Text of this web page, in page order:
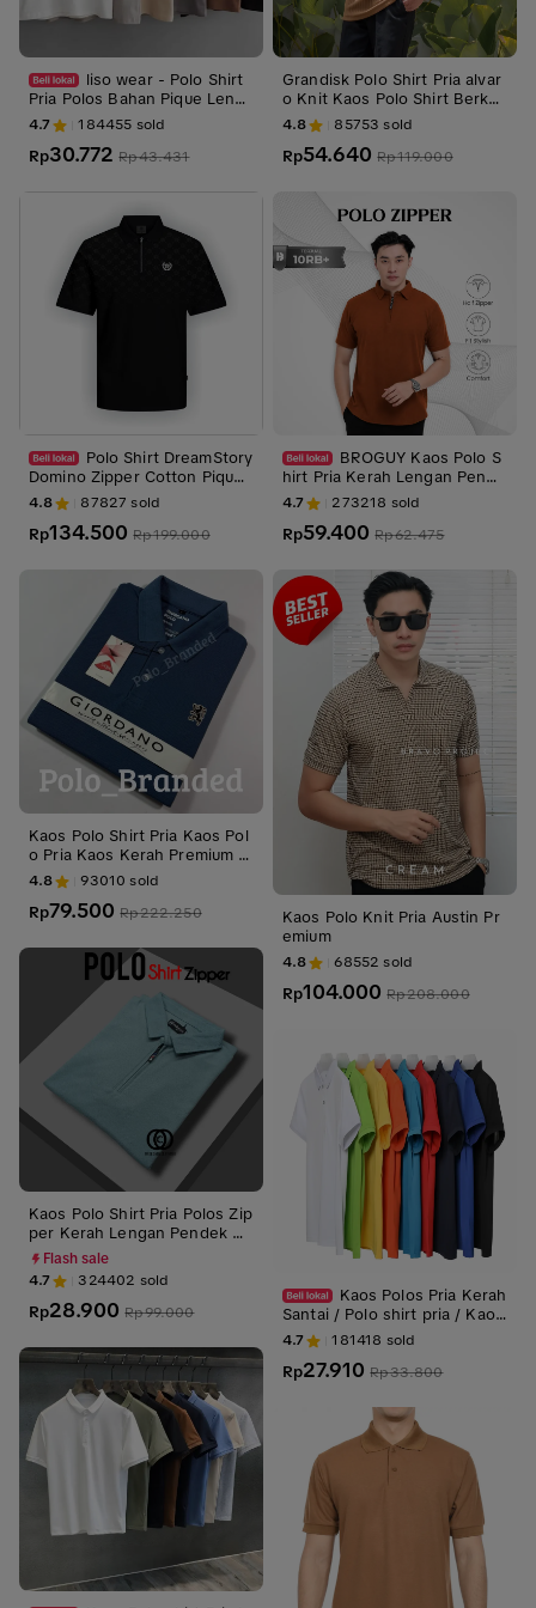
liso wear - Polo Shirt
Pria Polos Bahan Pique Lenga
n Pendek Atasan Baju Seraga
m Kerah, Kaos, Casual
4.7 184455 sold
Rp30.772 Rp43.431
Polo Shirt DreamStory
Domino Zipper Cotton Pique
High Quality
4.8 87827 sold
Rp134.500 Rp199.000
Kaos Polo Shirt Pria Kaos Pol
o Pria Kaos Kerah Premium d
enim Distro Katun Tebal Pend
ek Hitam
4.8 93010 sold
Rp79.500 Rp222.250
Kaos Polo Shirt Pria Polos Zip
per Kerah Lengan Pendek Ba
ju Katun
Flash sale
4.7 324402 sold
Rp28.900 Rp99.000
Grandisk Polo Shirt Pria alvar
o Knit Kaos Polo Shirt Berker
ah Bahan Knit Tampilan Rapi
dan Formal Cocok untuk Kes
empatan Formal dan Kasual
4.8 85753 sold
Rp54.640 Rp119.000
BROGUY Kaos Polo S
hirt Pria Kerah Lengan Pende
k Zipper Original Distro Casua
4.7 273218 sold
Rp59.400 Rp62.475
Kaos Polo Knit Pria Austin Pr
emium
4.8 68552 sold
Rp104.000 Rp208.000
Kaos Polos Pria Kerah
Santai / Polo shirt pria / Kaos
kerahan Seragam Basic / baju
lengan pendek Casual
4.7 181418 sold
Rp27.910 Rp33.800